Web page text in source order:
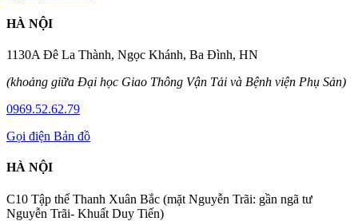
HÀ NỘI
1130A Đê La Thành, Ngọc Khánh, Ba Đình, HN
(khoảng giữa Đại học Giao Thông Vận Tải và Bệnh viện Phụ Sản)
0969.52.62.79
Gọi điện Bản đồ
HÀ NỘI
C10 Tập thể Thanh Xuân Bắc (mặt Nguyễn Trãi: gần ngã tư
Nguyễn Trãi- Khuất Duy Tiến)